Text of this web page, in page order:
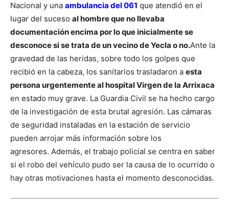
Nacional y una ambulancia del 061 que atendió en el
lugar del suceso al hombre que no llevaba
documentación encima por lo que inicialmente se
desconoce si se trata de un vecino de Yecla o no.Ante la
gravedad de las heridas, sobre todo los golpes que
recibió en la cabeza, los sanitarios trasladaron a esta
persona urgentemente al hospital Virgen de la Arrixaca
en estado muy grave. La Guardia Civil se ha hecho cargo
de la investigación de esta brutal agresión. Las cámaras
de seguridad instaladas en la estación de servicio
pueden arrojar más información sobre los
agresores. Además, el trabajo policial se centra en saber
si el robo del vehículo pudo ser la causa de lo ocurrido o
hay otras motivaciones hasta el momento desconocidas.